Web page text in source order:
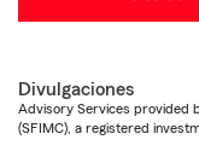
Divulgaciones
Advisory Services provided
(SFIMC), a registered